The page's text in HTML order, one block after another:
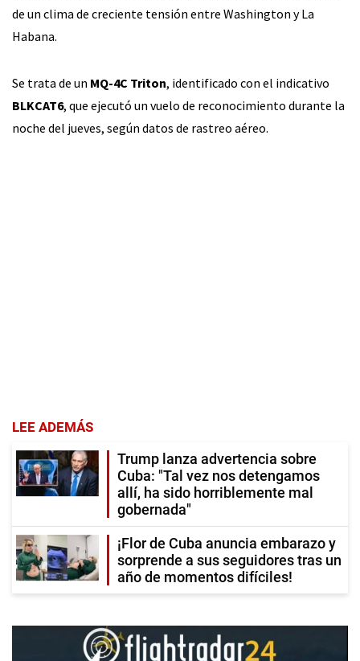
de un clima de creciente tensión entre Washington y La
Habana.
Se trata de un MQ-4C Triton, identificado con el indicativo
BLKCAT6, que ejecutó un vuelo de reconocimiento durante la
noche del jueves, según datos de rastreo aéreo.
LEE ADEMÁS
Trump lanza advertencia sobre
Cuba: "Tal vez nos detengamos
allí, ha sido horriblemente mal
gobernada"
¡Flor de Cuba anuncia embarazo y
sorprende a sus seguidores tras un
año de momentos difíciles!